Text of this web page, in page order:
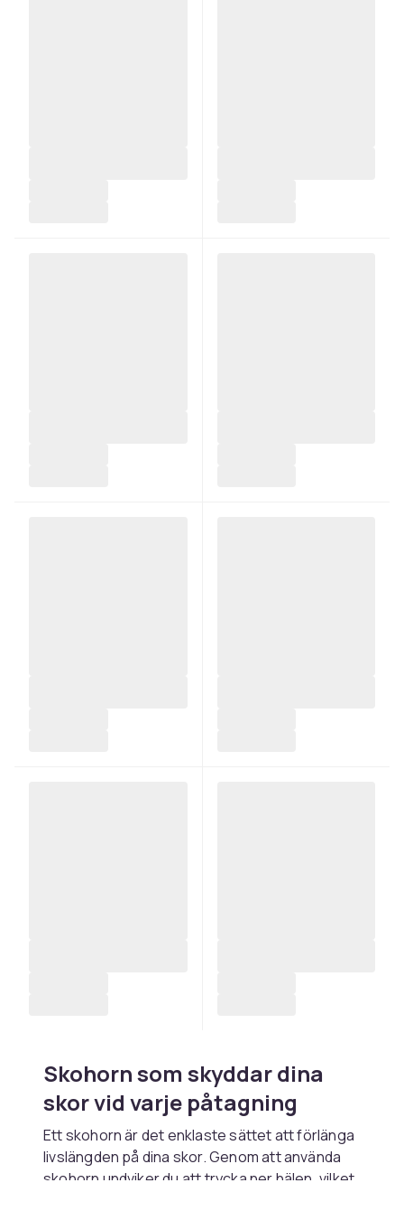
Skohorn som skyddar dina
skor vid varje påtagning
Ett skohorn är det enklaste sättet att förlänga
livslängden på dina skor. Genom att använda
skohorn undviker du att trycka ner hälen, vilket